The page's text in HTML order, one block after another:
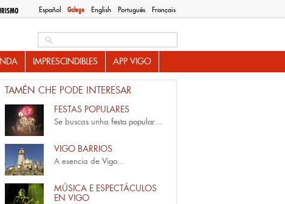
Español Galego English Português Français
IMPRESCINDIBLES APP VIGO
TAMÉN CHE PODE INTERESAR
FESTAS POPULARES
Se buscas unha festa popular...
VIGO BARRIOS
A esencia de Vigo...
MÚSICA E ESPECTÁCULOS
EN VIGO